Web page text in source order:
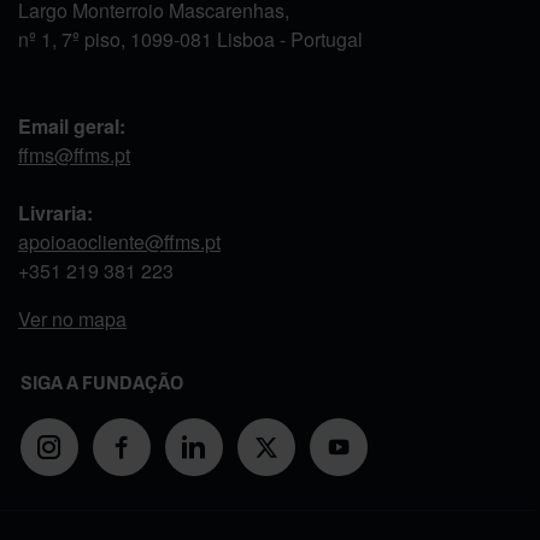
Largo Monterroio Mascarenhas,
nº 1, 7º piso, 1099-081 Lisboa - Portugal
Email geral:
ffms@ffms.pt
Livraria:
apoioaocliente@ffms.pt
+351 219 381 223
Ver no mapa
SIGA A FUNDAÇÃO